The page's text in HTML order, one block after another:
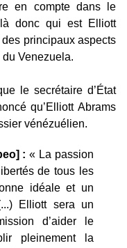
en compte dans le
donc qui est Elliott
principaux aspects
Venezuela.
le secrétaire d’État
qu’Elliott Abrams
vénézuélien.
: « La passion
de tous les
idéale et un
Elliott sera un
d’aider le
pleinement la